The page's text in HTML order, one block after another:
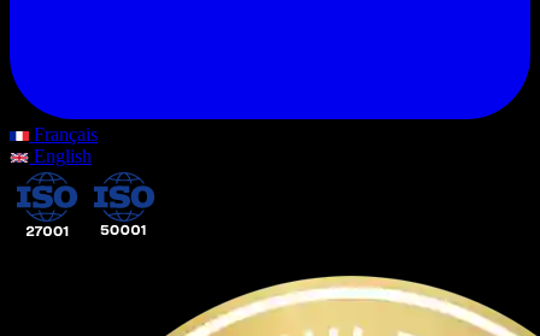
Français
English